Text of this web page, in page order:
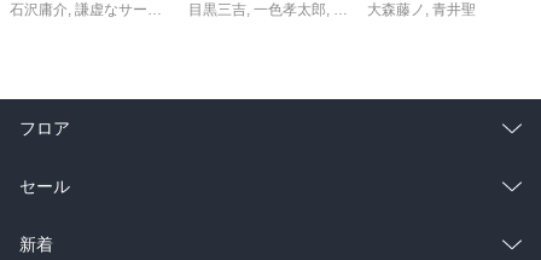
石沢庸介, 謙虚なサークル メル。
目黒三吉, 一色孝太郎, Parum大森藤ノ , 青井聖
フロア
総合
ラノベ
セール
総合
新着